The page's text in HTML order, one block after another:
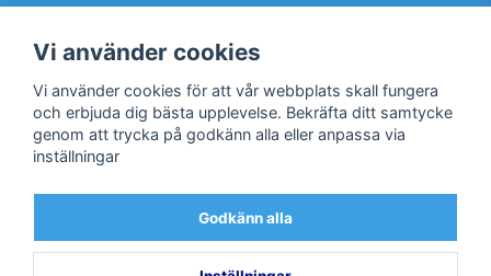
Org.nr: 559024-7762
Mail:info@sportscater.se
Bli kund / Logga in
Support
Allmänna villkor
Kontakta oss
Facebook
Twitter
Vi använder cookies
Vi använder cookies för att vår webbplats skall fungera
och erbjuda dig bästa upplevelse. Bekräfta ditt samtycke
genom att trycka på godkänn alla eller anpassa via
inställningar
Godkänn alla